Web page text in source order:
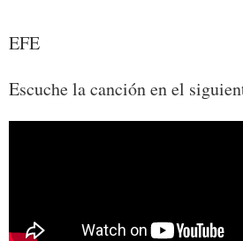
EFE
Escuche la canción en el